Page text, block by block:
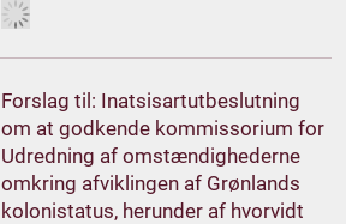
Forslag til: Inatsisartutbeslutning
om at godkende kommissorium for
Udredning af omstændighederne
omkring afviklingen af Grønlands
kolonistatus, herunder af hvorvidt